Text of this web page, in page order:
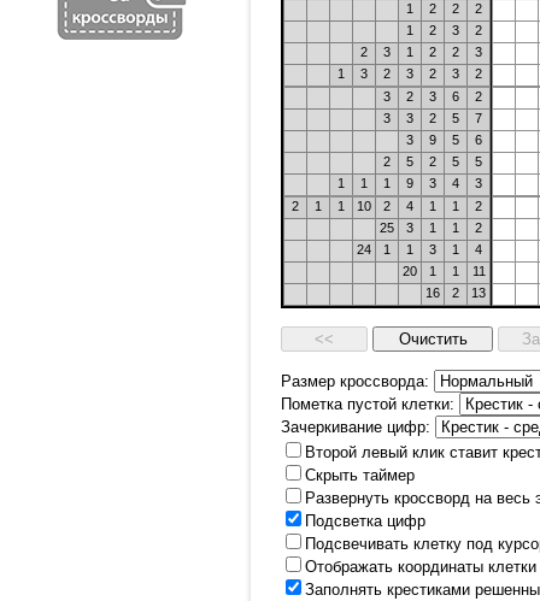
1
2 2
2
1
2 3
2
2
3 1 2 2
3
1
3 2 3 2 3
2
3
2 3 6
2
3
3 2 5
7
3
9 5
6
2
5 2 5
5
1
1 1 9 3 4
3
2
1 1 10 2 4 1 1
2
25
3 1 1
2
24
1 1 3 1
4
20
1 1
11
16
2 13
Размер кроссворда:
Пометка пустой клетки:
Зачеркивание цифр:
Второй левый клик ставит
Скрыть таймер
Развернуть кроссворд на
Подсветка цифр
Подсвечивать клетку под
Отображать координаты
Заполнять крестиками